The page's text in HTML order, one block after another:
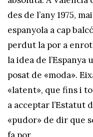
des de l’any 1975,
espanyola a cap
perdut la por a
la idea de l’Espanya
posat de «moda».
«latent», que fins i
a acceptar l’Estatut
«pudor» de dir que